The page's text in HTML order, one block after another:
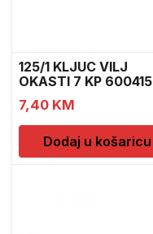
125/1 KLJUC VILJ
OKASTI 7 KP 600415
7,40 KM
Dodaj u košaricu